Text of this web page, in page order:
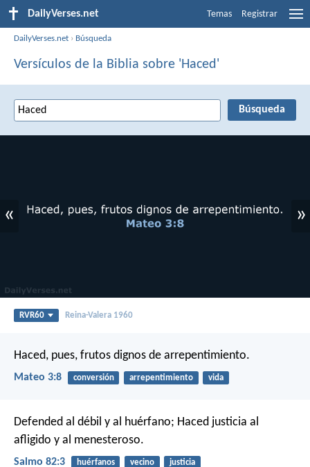
DailyVerses.net Temas Registrar
DailyVerses.net › Búsqueda
Versículos de la Biblia sobre 'Haced'
« »
RVR60 Reina-Valera 1960
Haced, pues, frutos dignos de arrepentimiento.
Mateo 3:8 conversión arrepentimiento vida
Defended al débil y al huérfano; Haced justicia al
afligido y al menesteroso.
Salmo 82:3 huérfanos vecino justicia